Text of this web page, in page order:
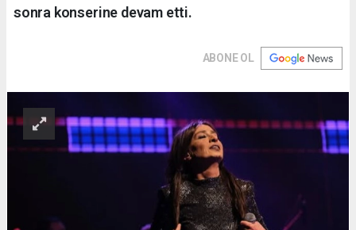
sonra konserine devam etti.
ABONE OL